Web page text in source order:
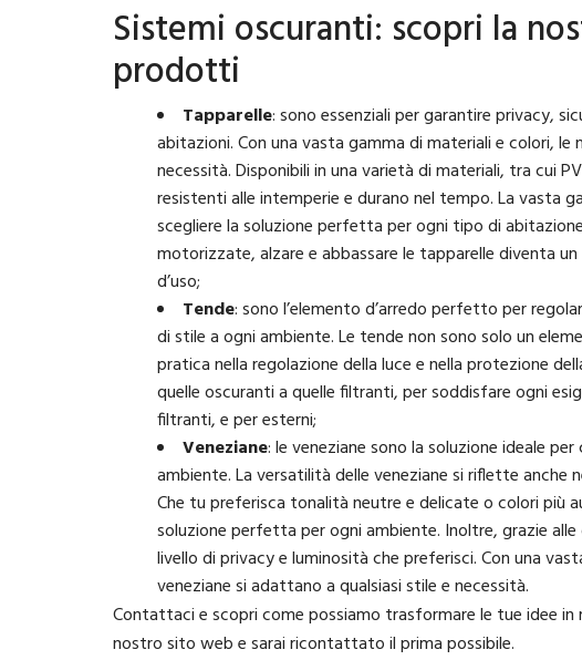
Sistemi oscuranti: scopri la
prodotti
Tapparelle: sono essenziali per garantire privacy,
abitazioni. Con una vasta gamma di materiali e colori,
necessità. Disponibili in una varietà di materiali, tra cui
resistenti alle intemperie e durano nel tempo. La vasta
scegliere la soluzione perfetta per ogni tipo di
motorizzate, alzare e abbassare le tapparelle diventa
d’uso;
Tende: sono l’elemento d’arredo perfetto per
di stile a ogni ambiente. Le tende non sono solo un
pratica nella regolazione della luce e nella protezione
quelle oscuranti a quelle filtranti, per soddisfare ogni
filtranti, e per esterni;
Veneziane: le veneziane sono la soluzione ideale
ambiente. La versatilità delle veneziane si riflette anche
Che tu preferisca tonalità neutre e delicate o colori più
soluzione perfetta per ogni ambiente. Inoltre, grazie alle
livello di privacy e luminosità che preferisci. Con una
veneziane si adattano a qualsiasi stile e necessità.
Contattaci e scopri come possiamo trasformare le tue idee
nostro sito web e sarai ricontattato il prima possibile.